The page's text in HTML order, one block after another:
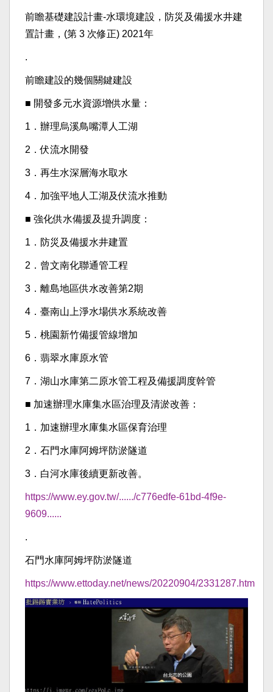
前瞻基礎建設計畫-水環境建設，防災及備援水井建
置計畫，(第 3 次修正) 2021年
.
前瞻建設的幾個關鍵建設
■ 開發多元水資源增供水量：
1．辦理烏溪鳥嘴潭人工湖
2．伏流水開發
3．再生水深層海水取水
4．加強平地人工湖及伏流水推動
■ 強化供水備援及提升調度：
1．防災及備援水井建置
2．曾文南化聯通管工程
3．離島地區供水改善第2期
4．臺南山上淨水場供水系統改善
5．桃園新竹備援管線增加
6．翡翠水庫原水管
7．湖山水庫第二原水管工程及備援調度幹管
■ 加速辦理水庫集水區治理及清淤改善：
1．加速辦理水庫集水區保育治理
2．石門水庫阿姆坪防淤隧道
3．白河水庫後續更新改善。
https://www.ey.gov.tw/....../c776edfe-61bd-4f9e-
9609......
.
石門水庫阿姆坪防淤隧道
https://www.ettoday.net/news/20220904/2331287.htm